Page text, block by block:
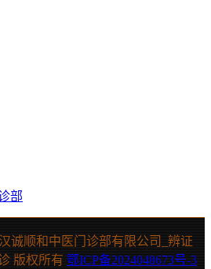
部
诚顺和中医门诊部有限公司_辨证
版权所有 鄂ICP备2024048673号-3